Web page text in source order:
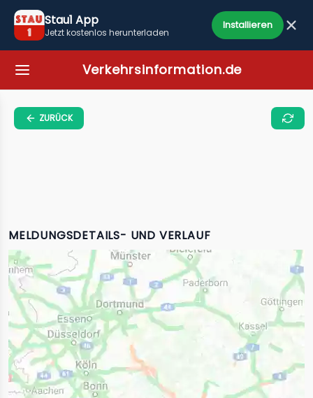
Stau1 App
Jetzt kostenlos herunterladen
Installieren
Verkehrsinformation.de
ZURÜCK
MELDUNGSDETAILS- UND VERLAUF